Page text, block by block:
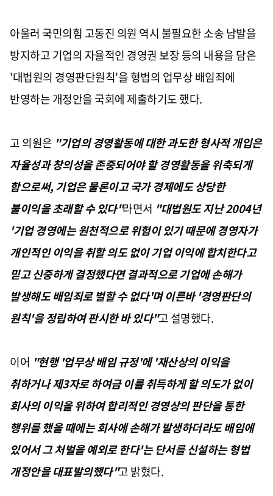
아울러 국민의힘 고동진 의원 역시 불필요한 소송 남발을
방지하고 기업의 자율적인 경영권 보장 등의 내용을 담은
'대법원의 경영판단원칙'을 형법의 업무상 배임죄에
반영하는 개정안을 국회에 제출하기도 했다.
고 의원은 "기업의 경영활동에 대한 과도한 형사적 개입은
자율성과 창의성을 존중되어야 할 경영활동을 위축되게
함으로써, 기업은 물론이고 국가 경제에도 상당한
불이익을 초래할 수 있다"라면서 "대법원도 지난 2004년
'기업 경영에는 원천적으로 위험이 있기 때문에 경영자가
개인적인 이익을 취할 의도 없이 기업 이익에 합치한다고
믿고 신중하게 결정했다면 결과적으로 기업에 손해가
발생해도 배임죄로 벌할 수 없다'며 이른바 '경영판단의
원칙'을 정립하여 판시한 바 있다"고 설명했다.
이어 "현행 '업무상 배임 규정'에 '재산상의 이익을
취하거나 제3자로 하여금 이를 취득하게 할 의도가 없이
회사의 이익을 위하여 합리적인 경영상의 판단을 통한
행위를 했을 때에는 회사에 손해가 발생하더라도 배임에
있어서 그 처벌을 예외로 한다'는 단서를 신설하는 형법
개정안을 대표발의했다"고 밝혔다.